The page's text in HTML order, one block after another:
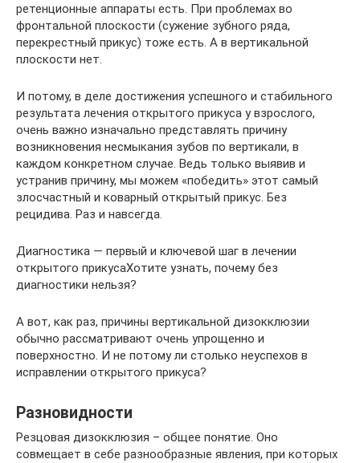
ретенционные аппараты есть. При проблемах во
фронтальной плоскости (сужение зубного ряда,
перекрестный прикус) тоже есть. А в вертикальной
плоскости нет.
И потому, в деле достижения успешного и стабильного
результата лечения открытого прикуса у взрослого,
очень важно изначально представлять причину
возникновения несмыкания зубов по вертикали, в
каждом конкретном случае. Ведь только выявив и
устранив причину, мы можем «победить» этот самый
злосчастный и коварный открытый прикус. Без
рецидива. Раз и навсегда.
Диагностика — первый и ключевой шаг в лечении
открытого прикусаХотите узнать, почему без
диагностики нельзя?
А вот, как раз, причины вертикальной дизокклюзии
обычно рассматривают очень упрощенно и
поверхностно. И не потому ли столько неуспехов в
исправлении открытого прикуса?
Разновидности
Резцовая дизокклюзия – общее понятие. Оно
совмещает в себе разнообразные явления, при которых